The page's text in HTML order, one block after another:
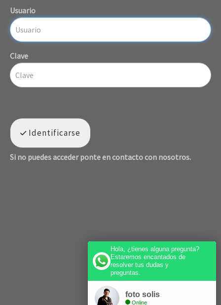
Usuario
Clave
Identificarse
Si no puedes acceder ponte en contacto con nosotros.
Hola, ¿tienes alguna pregunta?
Estaremos encantados de
resolver tus dudas y
preguntas.
foto solis
Online